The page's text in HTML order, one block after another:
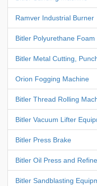
Ramver Industrial Burner
Bitler Polyurethane
Bitler Metal Cutting,
Orion Fogging Machine
Bitler Thread Rolling
Bitler Vacuum Lifter
Bitler Press Brake
Bitler Oil Press and
Bitler Sandblasting